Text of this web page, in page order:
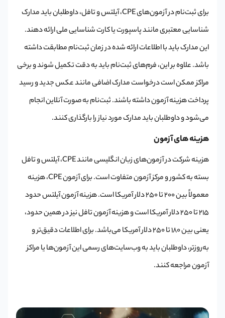
برای ثبت‌نام در آزمون‌های CPE، آیلتس و تافل، داوطلبان باید مدارک
شناسایی معتبری مانند پاسپورت یا کارت شناسایی ملی ارائه دهند.
این مدارک باید با اطلاعات ارائه شده در زمان ثبت‌نام مطابقت داشته
باشد. علاوه بر این، فرم‌های ثبت‌نام باید به دقت تکمیل شوند و برخی
مراکز ممکن است درخواست مدارک اضافی مانند عکس جدید و رسید
پرداخت هزینه آزمون داشته باشند. ثبت‌نام به صورت آنلاین انجام
می‌شود و داوطلبان باید مدارک مورد نیاز را بارگذاری کنند.
هزینه های آزمون
هزینه شرکت در آزمون‌های زبان انگلیسی مانند CPE، آیلتس و تافل
بسته به کشور و مرکز آزمون متفاوت است. برای آزمون CPE، هزینه
معمولاً بین 200 تا 250 دلار آمریکا است. هزینه آزمون آیلتس حدود
215 تا 250 دلار آمریکا است و هزینه آزمون تافل نیز در همین حدود،
یعنی بین 180 تا 250 دلار آمریکا می‌باشد. برای اطلاعات دقیق‌تر و
به‌روزتر، داوطلبان باید به وب‌سایت‌های رسمی این آزمون‌ها یا مراکز
آزمون مراجعه کنند.